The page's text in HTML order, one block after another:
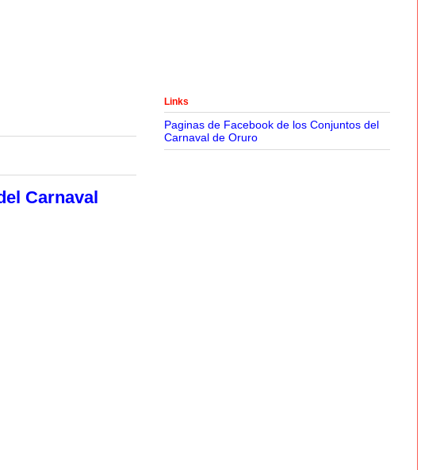
Carnaval
Links
Paginas de Facebook de los Conjuntos del
Carnaval de Oruro